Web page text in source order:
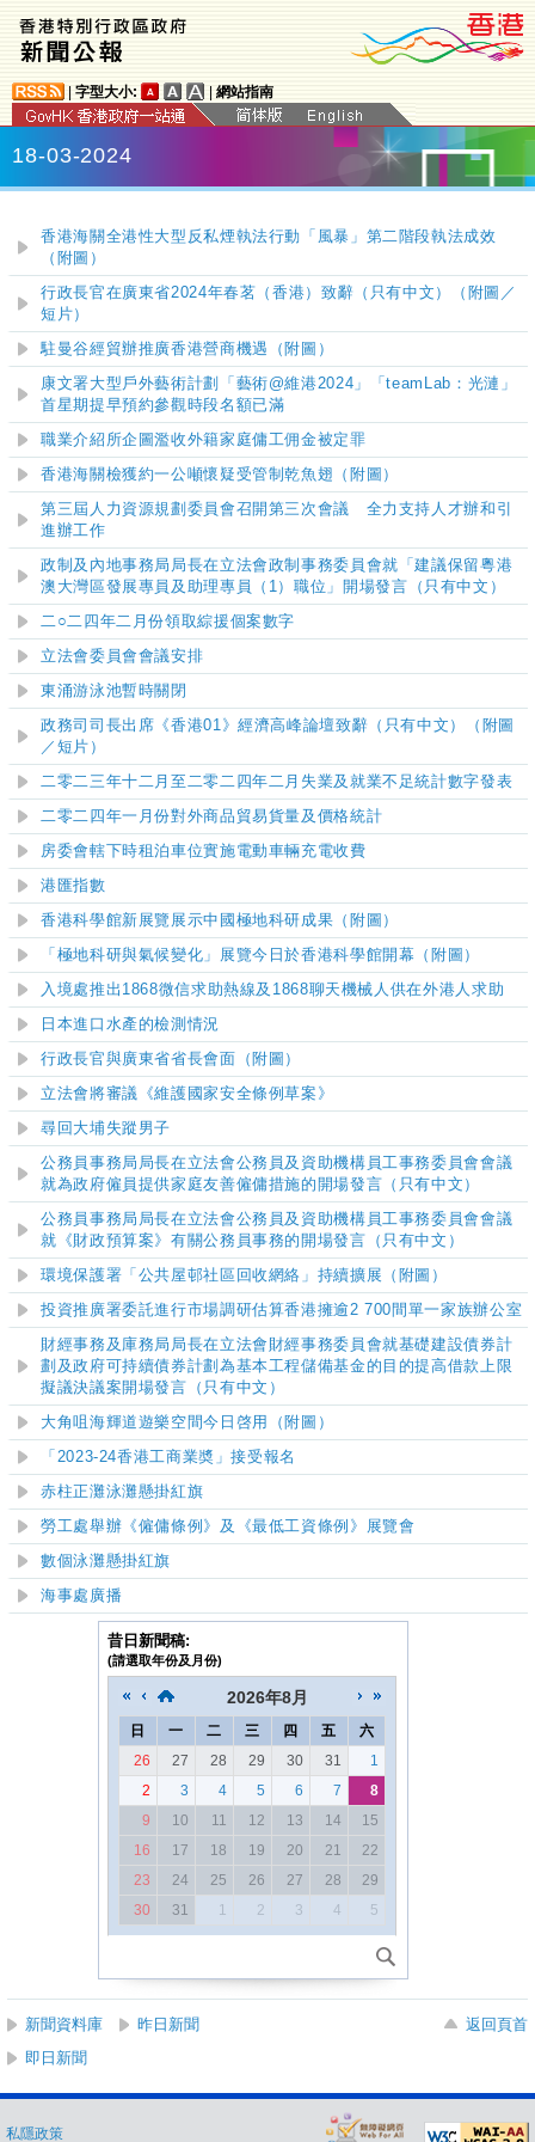
字型大小: 網站指南
18-03-2024
香港海關全港性大型反私煙執法行動「風暴」第二階段執法成效
（附圖）
​行政長官在廣東省2024年春茗（香港）致辭（只有中文）（附圖／
短片）
駐曼谷經貿辦推廣香港營商機遇（附圖）
康文署大型戶外藝術計劃「藝術@維港2024」「teamLab：光漣」
首星期提早預約參觀時段名額已滿
職業介紹所企圖濫收外籍家庭傭工佣金被定罪
香港海關檢獲約一公噸懷疑受管制乾魚翅（附圖）
第三屆人力資源規劃委員會召開第三次會議 全力支持人才辦和引
進辦工作
政制及內地事務局局長在立法會政制事務委員會就「建議保留粵港
澳大灣區發展專員及助理專員
（ 1）職位」開場發言（只有中文）
二○二四年二月份領取綜援個案數字
立法會委員會會議安排
東涌游泳池暫時關閉
政務司司長出席《香港01》經濟高峰論壇致辭 （只有中文）（附圖
／短片）
二零二三年十二月至二零二四年二月失業及就業不足統計數字發表
二零二四年一月份對外商品貿易貨量及價格統計
房委會轄下時租泊車位實施電動車輛充電收費
港匯指數
香港科學館新展覽展示中國極地科研成果（附圖）
「極地科研與氣候變化」展覽今日於香港科學館開幕（附圖）
入境處推出1868微信求助熱線及1868聊天機械人供在外港人求助
日本進口水產的檢測情況
行政長官與廣東省省長會面（附圖）
立法會將審議《維護國家安全條例草案》
尋回大埔失蹤男子
公務員事務局局長在立法會公務員及資助機構員工事務委員會會議
就為政府僱員提供家庭友善僱傭措施的開場發言（只有中文）
公務員事務局局長在立法會公務員及資助機構員工事務委員會會議
就《財政預算案》有關公務員事務的開場發言（只有中文）
環境保護署「公共屋邨社區回收網絡」持續擴展（附圖）
投資推廣署委託進行市場調研估算香港擁逾2 700間單一家族辦公室
財經事務及庫務局局長在立法會財經事務委員會就基礎建設債券計
劃及政府可持續債券計劃為基本工程儲備基金的目的提高借款上限
擬議決議案開場發言（只有中文）
大角咀海輝道遊樂空間今日啓用（附圖）
「2023-24香港工商業奬」接受報名
赤柱正灘泳灘懸掛紅旗
勞工處舉辦《僱傭條例》及《最低工資條例》展覽會
數個泳灘懸掛紅旗
海事處廣播
昔日新聞稿:
(請選取年份及月份)
2026年8月
日 一 二 三 四 五
六
26
27 28 29 30 31
1
2
3 4 5 6 7
8
9
10 11 12 13 14
15
16
17 18 19 20 21
22
23
24 25 26 27 28
29
30
31 1 2 3 4 5
新聞資料庫 昨日新聞
返回頁首
即日新聞
私隱政策